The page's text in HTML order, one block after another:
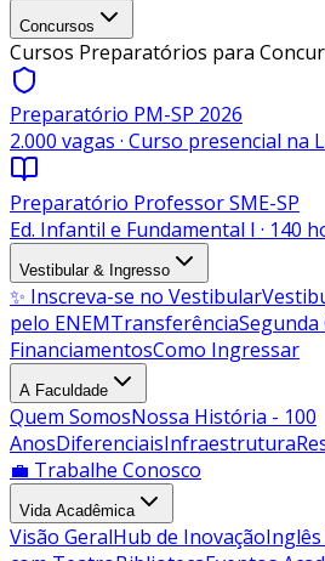
Concursos
Cursos Preparatórios para
Preparatório PM-SP 2026
2.000 vagas · Curso presencial na
Preparatório Professor SME-SP
Ed. Infantil e Fundamental I · 140
Vestibular & Ingresso
✨ Inscreva-se no Vestibular
pelo ENEMTransferênciaSegunda
FinanciamentosComo Ingressar
A Faculdade
Quem SomosNossa História - 100
AnosDiferenciaisInfraestrutura
💼 Trabalhe Conosco
Vida Acadêmica
Visão GeralHub de Inovação